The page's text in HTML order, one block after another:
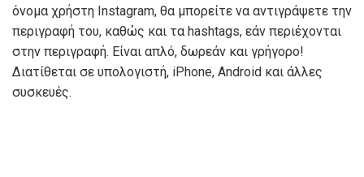
όνομα χρήστη Instagram, θα μπορείτε να αντιγράψετε την
περιγραφή του, καθώς και τα hashtags, εάν περιέχονται
στην περιγραφή. Είναι απλό, δωρεάν και γρήγορο!
Διατίθεται σε υπολογιστή, iPhone, Android και άλλες
συσκευές.